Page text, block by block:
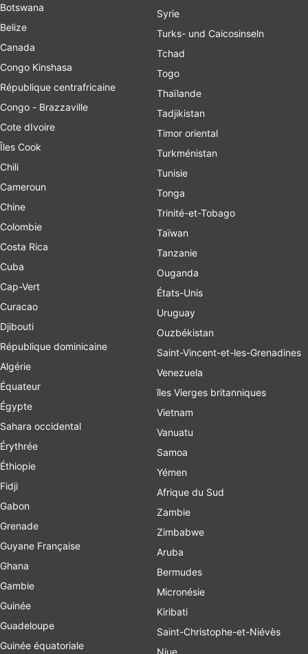
Botswana
Belize
Canada
Congo Kinshasa
République centrafricaine
Congo - Brazzaville
Cote dIvoire
Îles Cook
Chili
Cameroun
Chine
Colombie
Costa Rica
Cuba
Cap-Vert
Curacao
Djibouti
République dominicaine
Algérie
Équateur
Égypte
Sahara occidental
Érythrée
Éthiopie
Fidji
Gabon
Grenade
Guyane Française
Ghana
Gambie
Guinée
Guadeloupe
Guinée équatoriale
Syrie
Turks- und Caicosinseln
Tchad
Togo
Thaïlande
Tadjikistan
Timor oriental
Turkménistan
Tunisie
Tonga
Trinité-et-Tobago
Taïwan
Tanzanie
Ouganda
États-Unis
Uruguay
Ouzbékistan
Saint-Vincent-et-les-Grenadines
Venezuela
îles Vierges britanniques
Vietnam
Vanuatu
Samoa
Yémen
Afrique du Sud
Zambie
Zimbabwe
Aruba
Bermudes
Micronésie
Kiribati
Saint-Christophe-et-Niévès
Niue